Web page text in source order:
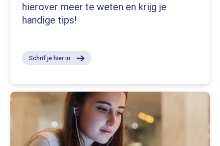
hierover meer te weten en krijg je
handige tips!
Schrif je hier in